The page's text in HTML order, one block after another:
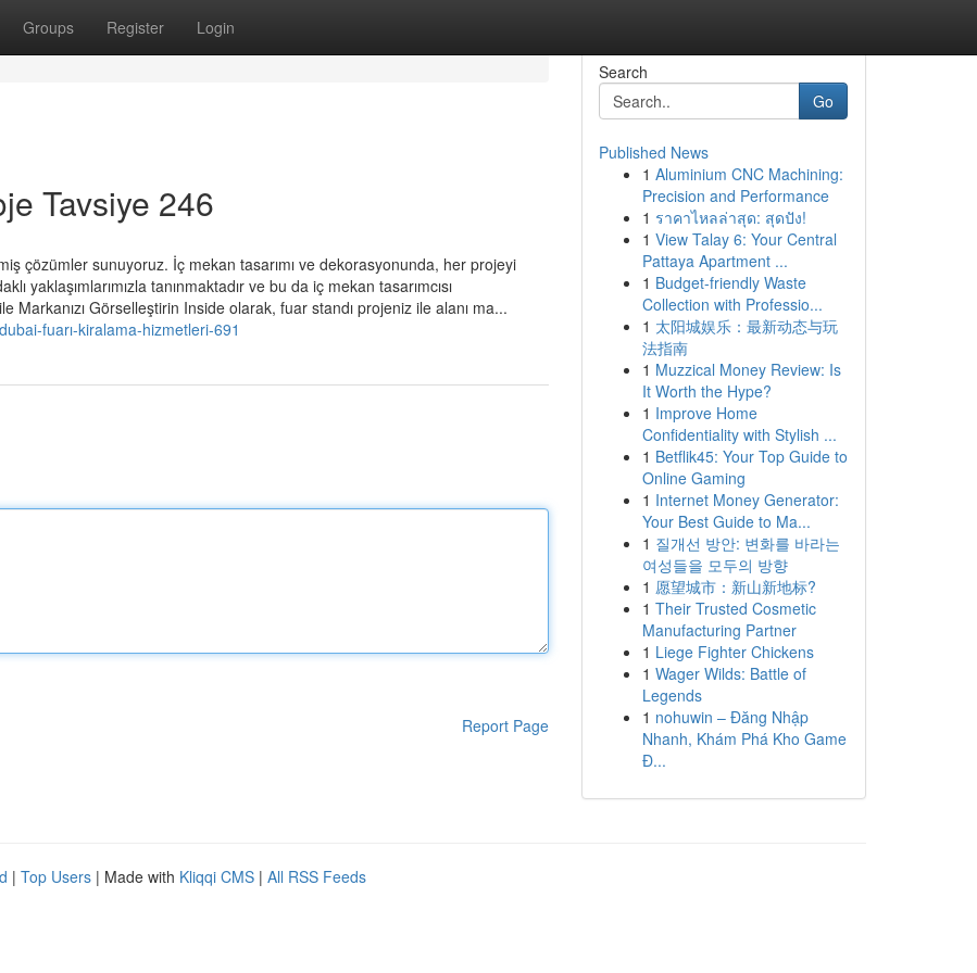
Groups Register Login
Tavsiye 246
çözümler sunuyoruz. İç mekan tasarımı ve dekorasyonunda, her projeyi
yaklaşımlarımızla tanınmaktadır ve bu da iç mekan tasarımcısı
Markanızı Görselleştirin Inside olarak, fuar standı projeniz ile alanı ma...
fuarı-kiralama-hizmetleri-691
Report Page
Search
Go
Published News
1 Aluminium CNC Machining:
Precision and Performance
1 ราคาไหลล่าสุด: สุดปัง!
1 View Talay 6: Your Central
Pattaya Apartment ...
1 Budget-friendly Waste
Collection with Professio...
1 太阳城娱乐：最新动态与玩
法指南
1 Muzzical Money Review: Is
It Worth the Hype?
1 Improve Home
Confidentiality with Stylish ...
1 Betflik45: Your Top Guide to
Online Gaming
1 Internet Money Generator:
Your Best Guide to Ma...
1 질개선 방안: 변화를 바라는
여성들을 모두의 방향
1 愿望城市：新山新地标?
1 Their Trusted Cosmetic
Manufacturing Partner
1 Liege Fighter Chickens
1 Wager Wilds: Battle of
Legends
1 nohuwin – Đăng Nhập
Nhanh, Khám Phá Kho Game
Đ...
| Top Users | Made with Kliqqi CMS | All RSS Feeds